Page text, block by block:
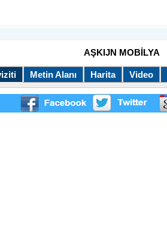
AŞKIJN MOBİLYA
Metin Alanı Harita Video